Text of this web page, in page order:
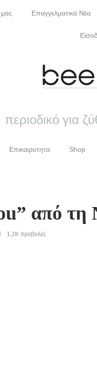
Επαγγελματικά Νέα
περιοδικό για
Επικαιροτητα Shop
από τη
1,2K προβολές